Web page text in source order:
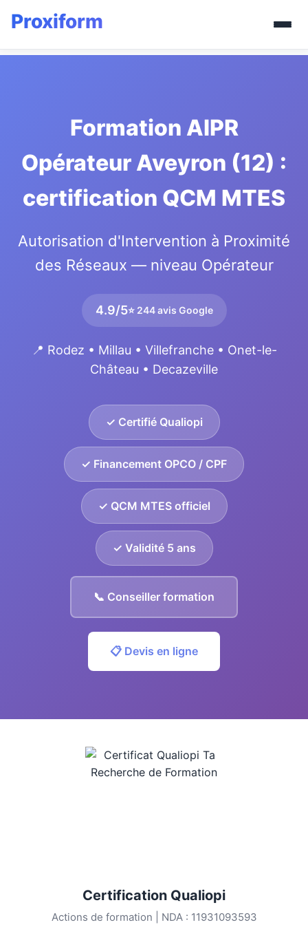
Formation AIPR
Opérateur Aveyron (12) :
certification QCM MTES
Autorisation d'Intervention à Proximité
des Réseaux — niveau Opérateur
4.9/5⭐ 244 avis Google
📍 Rodez • Millau • Villefranche • Onet-le-
Château • Decazeville
✓ Certifié Qualiopi
✓ Financement OPCO / CPF
✓ QCM MTES officiel
✓ Validité 5 ans
📞 Conseiller formation
📋 Devis en ligne
Certification Qualiopi
Actions de formation | NDA : 11931093593